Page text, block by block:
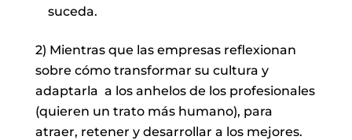
suceda.
2) Mientras que las empresas reflexionan
sobre cómo transformar su cultura y
adaptarla a los anhelos de los profesionales
(quieren un trato más humano), para
atraer, retener y desarrollar a los mejores.